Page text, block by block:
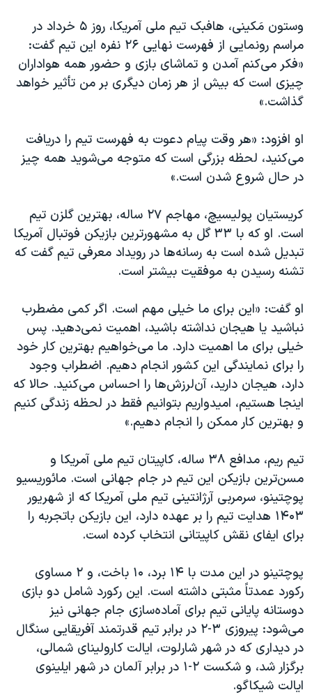
وستون مَکینی، هافبک تیم ملی آمریکا، روز ۵ خرداد در
مراسم رونمایی از فهرست نهایی ۲۶ نفره این تیم گفت:
«فکر می‌کنم آمدن و تماشای بازی و حضور همه هواداران
چیزی است که بیش از هر زمان دیگری بر من تأثیر خواهد
گذاشت.»
او افزود: «هر وقت پیام دعوت به فهرست تیم را دریافت
می‌کنید، لحظه بزرگی است که متوجه می‌شوید همه چیز
در حال شروع شدن است.»
کریستیان پولیسیچ، مهاجم ۲۷ ساله، بهترین گلزن تیم
است. او که با ۳۳ گل به مشهورترین بازیکن فوتبال آمریکا
تبدیل شده است به رسانه‌ها در رویداد معرفی تیم گفت که
تشنه رسیدن به موفقیت بیشتر است.
او گفت: «این برای ما خیلی مهم است. اگر کمی مضطرب
نباشید یا هیجان نداشته باشید، اهمیت نمی‌دهید. پس
خیلی برای ما اهمیت دارد. ما می‌خواهیم بهترین کار خود
را برای نمایندگی این کشور انجام دهیم. اضطراب وجود
دارد، هیجان دارید، آن‌لرزش‌ها را احساس می‌کنید. حالا که
اینجا هستیم، امیدواریم بتوانیم فقط در لحظه زندگی کنیم
و بهترین کار ممکن را انجام دهیم.»
تیم ریم، مدافع ۳۸ ساله، کاپیتان تیم ملی آمریکا و
مسن‌ترین بازیکن این تیم در جام جهانی است. مائوریسیو
پوچتینو، سرمربی آرژانتینی تیم ملی آمریکا که از شهریور
۱۴۰۳ هدایت تیم را بر عهده دارد، این بازیکن باتجربه را
برای ایفای نقش کاپیتانی انتخاب کرده است.
پوچتینو در این مدت با ۱۴ برد، ۱۰ باخت، و ۲ مساوی
رکورد عمدتاً مثبتی داشته است. این رکورد شامل دو بازی
دوستانه پایانی تیم برای آماده‌سازی جام جهانی نیز
می‌شود: پیروزی ۳-۲ در برابر تیم قدرتمند آفریقایی سنگال
در دیداری که در شهر شارلوت، ایالت کارولینای شمالی،
برگزار شد، و شکست ۲-۱ در برابر آلمان در شهر ایلینوی
ایالت شیکاگو.